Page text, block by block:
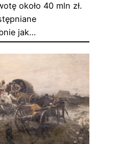
około 40 mln zł.
jak…